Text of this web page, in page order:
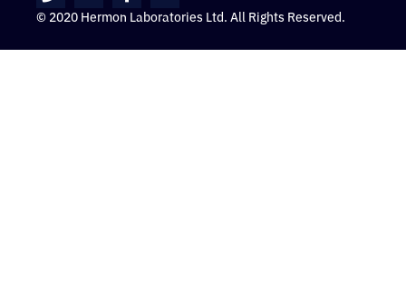
© 2020 Hermon Laboratories Ltd. All Rights Reserved.